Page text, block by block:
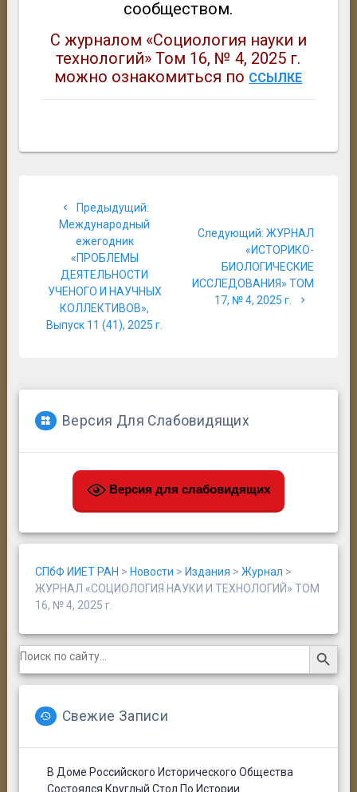
сообществом.
С журналом «Социология науки и
технологий» Том 16, № 4, 2025 г.
можно ознакомиться по ССЫЛКЕ
записям
Предыдущий:
запись:
Международный
ежегодник
«ПРОБЛЕМЫ
ДЕЯТЕЛЬНОСТИ
УЧЕНОГО И НАУЧНЫХ
КОЛЛЕКТИВОВ»,
Выпуск 11 (41), 2025 г.
Следующий: Следующая
запись:
ЖУРНАЛ
«ИСТОРИКО-
БИОЛОГИЧЕСКИЕ
ИССЛЕДОВАНИЯ» ТОМ
17, № 4, 2025 г.
Версия Для Слабовидящих
Версия для слабовидящих
СПбФ ИИЕТ РАН > Новости > Издания > Журнал >
ЖУРНАЛ «СОЦИОЛОГИЯ НАУКИ И ТЕХНОЛОГИЙ» ТОМ
16, № 4, 2025 г.
Search
for:
Search Button
Свежие Записи
В Доме Российского Исторического Общества
Состоялся Круглый Стол По Истории